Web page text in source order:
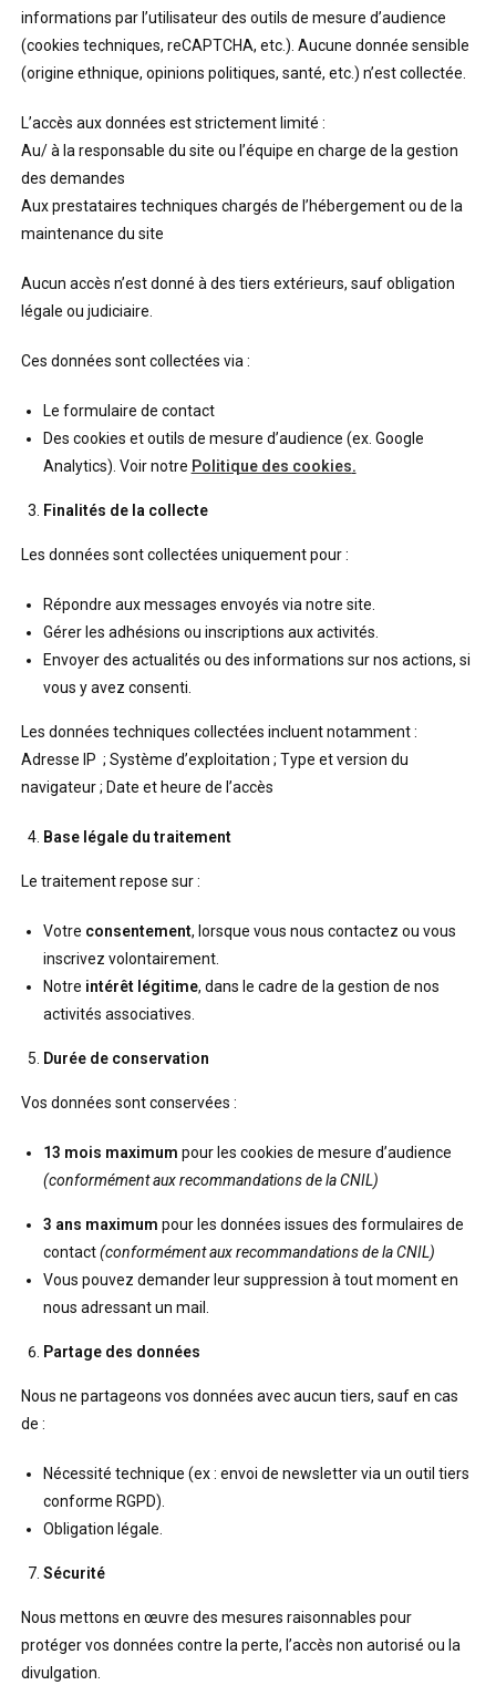
informations par l’utilisateur des outils de mesure d’audience
(cookies techniques, reCAPTCHA, etc.). Aucune donnée sensible
(origine ethnique, opinions politiques, santé, etc.) n’est collectée.
L’accès aux données est strictement limité :
Au/ à la responsable du site ou l’équipe en charge de la gestion
des demandes
Aux prestataires techniques chargés de l’hébergement ou de la
maintenance du site
Aucun accès n’est donné à des tiers extérieurs, sauf obligation
légale ou judiciaire.
Ces données sont collectées via :
Le formulaire de contact
Des cookies et outils de mesure d’audience (ex. Google
Analytics). Voir notre Politique des cookies.
Finalités de la collecte
Les données sont collectées uniquement pour :
Répondre aux messages envoyés via notre site.
Gérer les adhésions ou inscriptions aux activités.
Envoyer des actualités ou des informations sur nos actions, si
vous y avez consenti.
Les données techniques collectées incluent notamment :
Adresse IP ; Système d’exploitation ; Type et version du
navigateur ; Date et heure de l’accès
Base légale du traitement
Le traitement repose sur :
Votre consentement, lorsque vous nous contactez ou vous
inscrivez volontairement.
Notre intérêt légitime, dans le cadre de la gestion de nos
activités associatives.
Durée de conservation
Vos données sont conservées :
13 mois maximum pour les cookies de mesure d’audience
(conformément aux recommandations de la CNIL)
3 ans maximum pour les données issues des formulaires de
contact(conformément aux recommandations de la CNIL)
Vous pouvez demander leur suppression à tout moment en
nous adressant un mail.
Partage des données
Nous ne partageons vos données avec aucun tiers, sauf en cas
de :
Nécessité technique (ex : envoi de newsletter via un outil tiers
conforme RGPD).
Obligation légale.
Sécurité
Nous mettons en œuvre des mesures raisonnables pour
protéger vos données contre la perte, l’accès non autorisé ou la
divulgation.